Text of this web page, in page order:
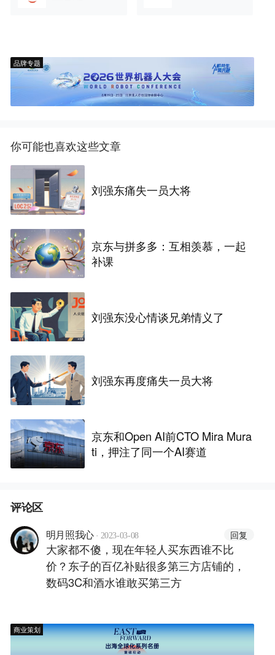
品牌专题
你可能也喜欢这些文章
刘强东痛失一员大将
京东与拼多多：互相羡慕，一起
补课
刘强东没心情谈兄弟情义了
刘强东再度痛失一员大将
京东和Open AI前CTO Mira Mura
ti，押注了同一个AI赛道
评论区
明月照我心 · 2023-03-08 回复
大家都不傻，现在年轻人买东西谁不比
价？东子的百亿补贴很多第三方店铺的，
数码3C和酒水谁敢买第三方
商业策划